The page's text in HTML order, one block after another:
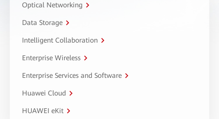
Optical Networking
Data Storage
Intelligent Collaboration
Enterprise Wireless
Enterprise Services and Software
Huawei Cloud
HUAWEI eKit